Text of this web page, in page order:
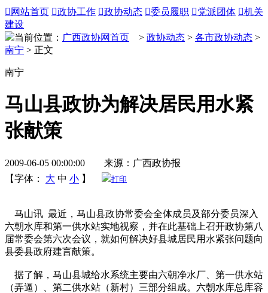
 网站首页 政协工作 政协动态 委员履职 党派团体 机关
建设
当前位置： 广西政协网首页 > 政协动态 > 各市政协动态 >
南宁 > 正文
南宁
马山县政协为解决居民用水紧
张献策
2009-06-05 00:00:00 来源：广西政协报
【字体：
大 中 小 】 打印
马山讯 最近，马山县政协常委会全体成员及部分委员深入
六朝水库和第一供水站实地视察，并在此基础上召开政协第八
届常委会第六次会议，就如何解决好县城居民用水紧张问题向
县委县政府建言献策。
据了解，马山县城给水系统主要由六朝净水厂、第一供水站
（弄逼）、第二供水站（新村）三部分组成。六朝水库总库容